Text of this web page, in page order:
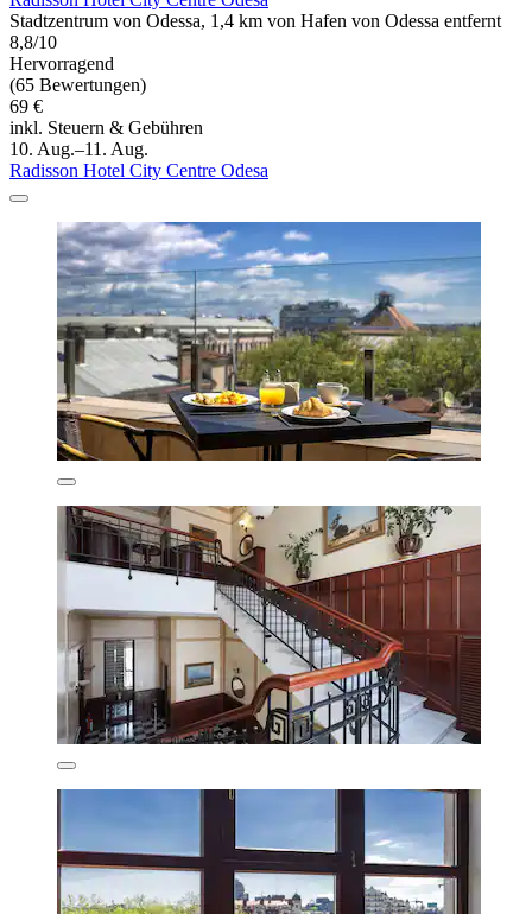
Stadtzentrum von Odessa, 1,4 km von Hafen von Odessa entfernt
8,8/10
Hervorragend
(65 Bewertungen)
69 €
inkl. Steuern & Gebühren
10. Aug.–11. Aug.
Radisson Hotel City Centre Odesa